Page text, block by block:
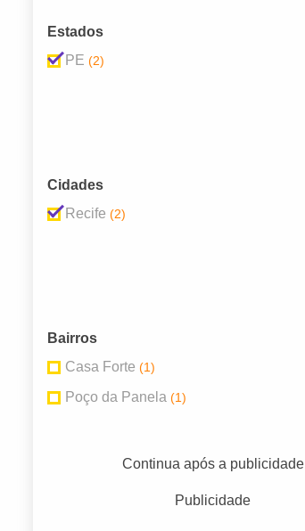
Estados
PE (2)
Cidades
Recife (2)
Bairros
Casa Forte (1)
Poço da Panela (1)
Continua após a publicidade
Publicidade